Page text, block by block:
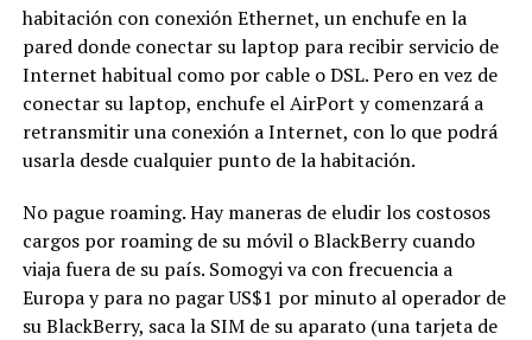
habitación con conexión Ethernet, un enchufe en la
pared donde conectar su laptop para recibir servicio de
Internet habitual como por cable o DSL. Pero en vez de
conectar su laptop, enchufe el AirPort y comenzará a
retransmitir una conexión a Internet, con lo que podrá
usarla desde cualquier punto de la habitación.
No pague roaming. Hay maneras de eludir los costosos
cargos por roaming de su móvil o BlackBerry cuando
viaja fuera de su país. Somogyi va con frecuencia a
Europa y para no pagar US$1 por minuto al operador de
su BlackBerry, saca la SIM de su aparato (una tarjeta de